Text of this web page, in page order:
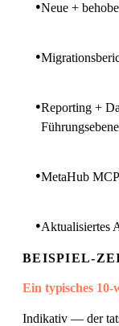
●Neue +
●
●Reporting +
Führungsebene
●MetaHub
●Aktualisiertes
BEISPIEL-
Ein typisches 10-
Indikativ — der